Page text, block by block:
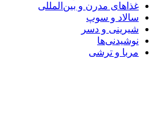
غذاهای مدرن و بین‌المللی
سالاد و سوپ
شیرینی و دسر
نوشیدنی‌ها
مربا و ترشی